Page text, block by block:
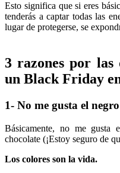
Esto significa que si eres
tenderás a captar todas las
lugar de protegerse, se
3 razones por las
un Black Friday
1- No me gusta el
Básicamente, no me
chocolate (¡Estoy seguro de
Los colores son la vida.